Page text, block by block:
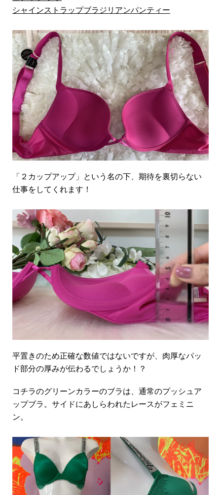
シャインストラップブラジリアンパンティー
「２カップアップ」という名の下、期待を裏切らない
仕事をしてくれます！
平置きのため正確な数値ではないですが、肉厚なパッ
ド部分の厚みが伝わるでしょうか！？
コチラのグリーンカラーのブラは、通常のプッシュア
ップブラ。サイドにあしらわれたレースがフェミニ
ン。